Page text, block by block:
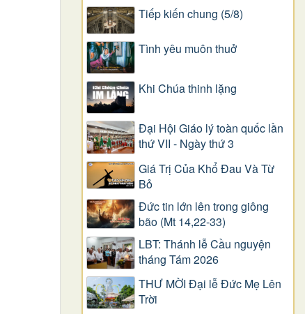
Tiếp kiến chung (5/8)
Tình yêu muôn thuở
Khi Chúa thinh lặng
Đại Hội Giáo lý toàn quốc lần
thứ VII - Ngày thứ 3
Giá Trị Của Khổ Ðau Và Từ
Bỏ
Đức tin lớn lên trong giông
bão (Mt 14,22-33)
LBT: Thánh lễ Cầu nguyện
tháng Tám 2026
THƯ MỜI Đại lễ Đức Mẹ Lên
Trời